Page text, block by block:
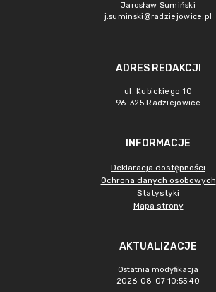
Jarosław Sumiński
j.suminski@radziejowice.pl
ADRES REDAKCJI
ul. Kubickiego 10
96-325 Radziejowice
INFORMACJE
Deklaracja dostępności
Ochrona danych osobowych
Statystyki
Mapa strony
AKTUALIZACJE
Ostatnia modyfikacja
2026-08-07 10:55:40